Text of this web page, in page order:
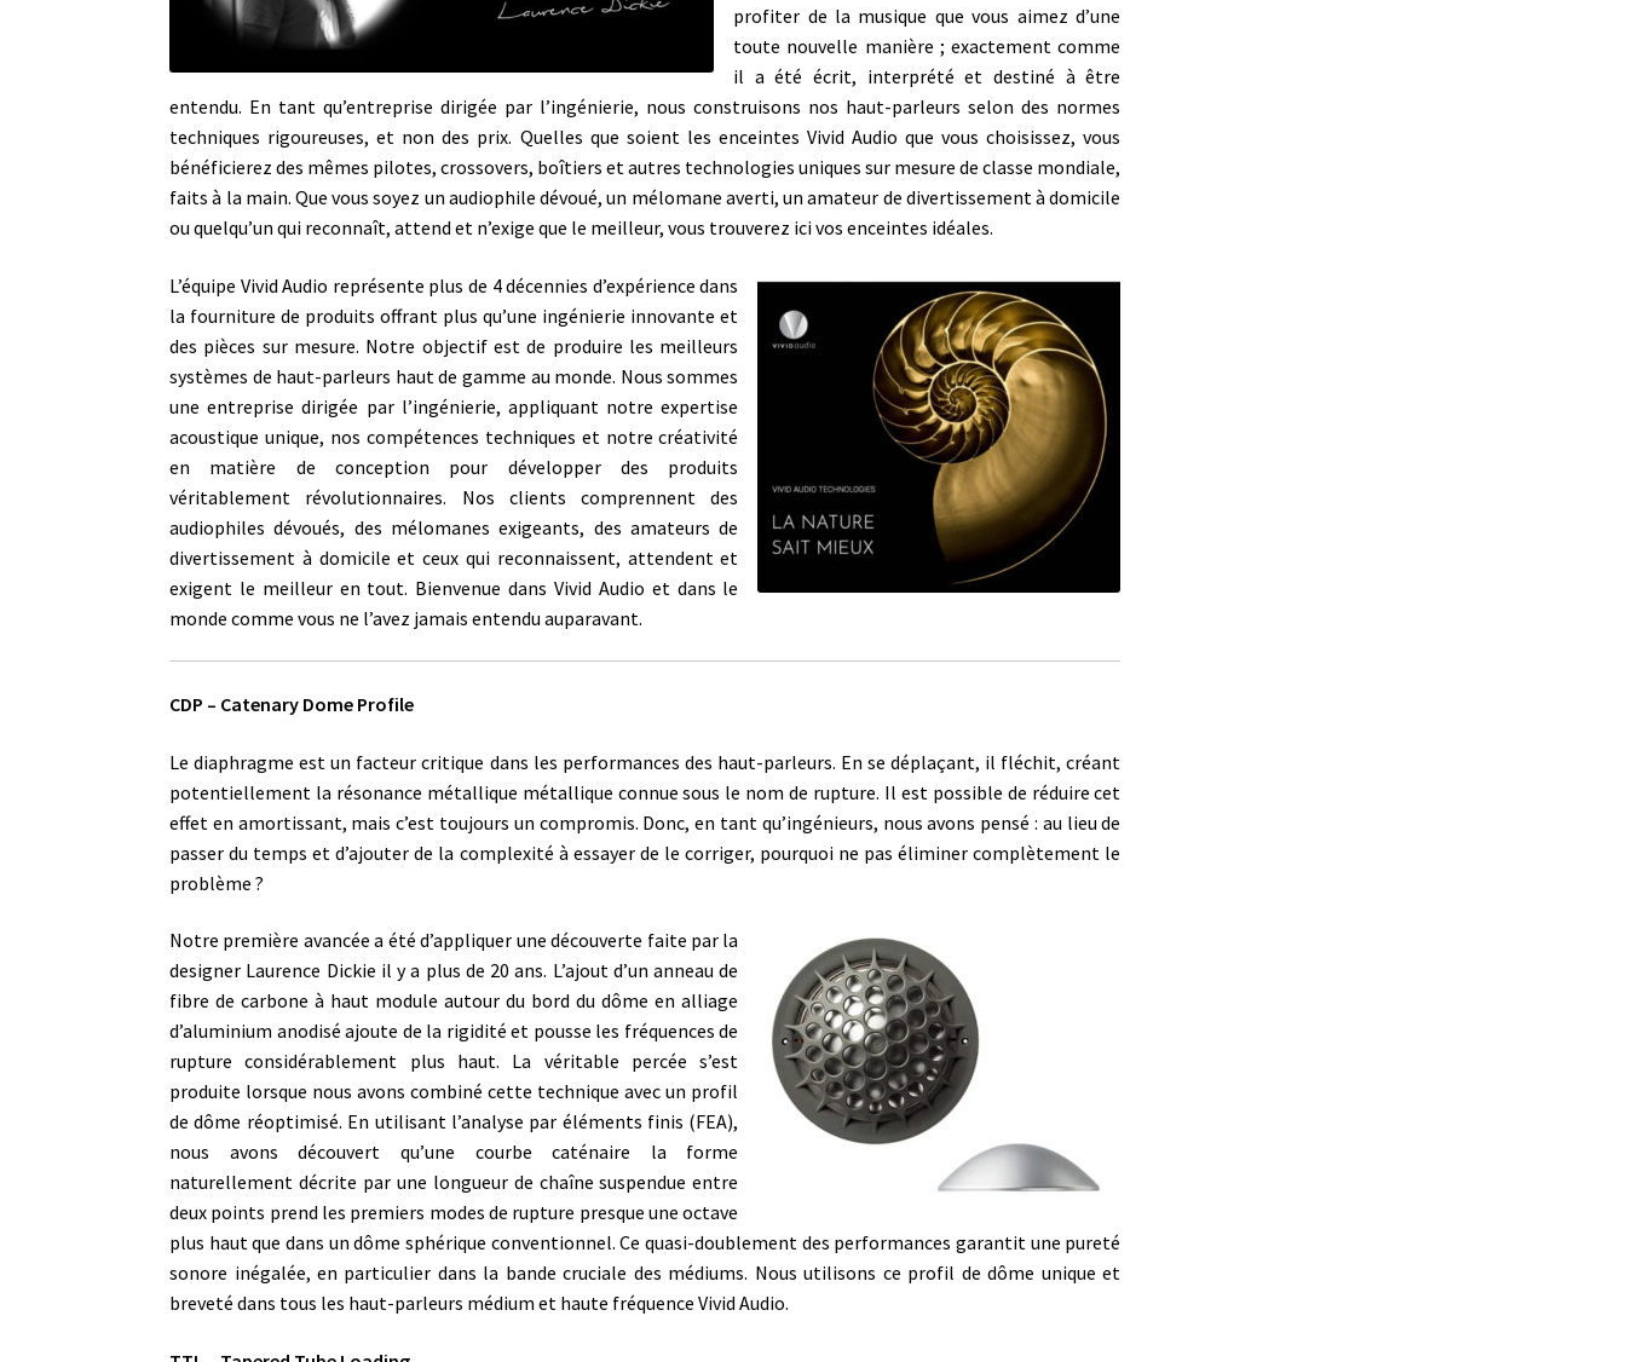
profiter de la musique que vous aimez d’une
toute nouvelle manière ; exactement comme
il a été écrit, interprété et destiné à être
entendu. En tant qu’entreprise dirigée par l’ingénierie, nous construisons nos haut-parleurs selon des normes
techniques rigoureuses, et non des prix. Quelles que soient les enceintes Vivid Audio que vous choisissez, vous
bénéficierez des mêmes pilotes, crossovers, boîtiers et autres technologies uniques sur mesure de classe mondiale,
faits à la main. Que vous soyez un audiophile dévoué, un mélomane averti, un amateur de divertissement à domicile
ou quelqu’un qui reconnaît, attend et n’exige que le meilleur, vous trouverez ici vos enceintes idéales.
L’équipe Vivid Audio représente plus de 4 décennies d’expérience dans
la fourniture de produits offrant plus qu’une ingénierie innovante et
des pièces sur mesure. Notre objectif est de produire les meilleurs
systèmes de haut-parleurs haut de gamme au monde. Nous sommes
une entreprise dirigée par l’ingénierie, appliquant notre expertise
acoustique unique, nos compétences techniques et notre créativité
en matière de conception pour développer des produits
véritablement révolutionnaires. Nos clients comprennent des
audiophiles dévoués, des mélomanes exigeants, des amateurs de
divertissement à domicile et ceux qui reconnaissent, attendent et
exigent le meilleur en tout. Bienvenue dans Vivid Audio et dans le
monde comme vous ne l’avez jamais entendu auparavant.
CDP – Catenary Dome Profile
Le diaphragme est un facteur critique dans les performances des haut-parleurs. En se déplaçant, il fléchit, créant
potentiellement la résonance métallique métallique connue sous le nom de rupture. Il est possible de réduire cet
effet en amortissant, mais c’est toujours un compromis. Donc, en tant qu’ingénieurs, nous avons pensé : au lieu de
passer du temps et d’ajouter de la complexité à essayer de le corriger, pourquoi ne pas éliminer complètement le
problème ?
Notre première avancée a été d’appliquer une découverte faite par la
designer Laurence Dickie il y a plus de 20 ans. L’ajout d’un anneau de
fibre de carbone à haut module autour du bord du dôme en alliage
d’aluminium anodisé ajoute de la rigidité et pousse les fréquences de
rupture considérablement plus haut. La véritable percée s’est
produite lorsque nous avons combiné cette technique avec un profil
de dôme réoptimisé. En utilisant l’analyse par éléments finis (FEA),
nous avons découvert qu’une courbe caténaire la forme
naturellement décrite par une longueur de chaîne suspendue entre
deux points prend les premiers modes de rupture presque une octave
plus haut que dans un dôme sphérique conventionnel. Ce quasi-doublement des performances garantit une pureté
sonore inégalée, en particulier dans la bande cruciale des médiums. Nous utilisons ce profil de dôme unique et
breveté dans tous les haut-parleurs médium et haute fréquence Vivid Audio.